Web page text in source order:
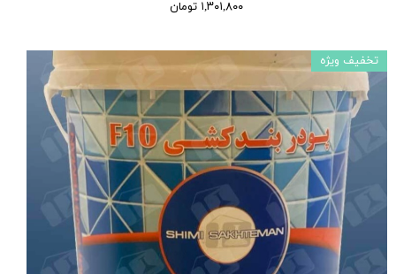
۱,۳۰۱,۸۰۰ تومان
تخفیف ویژه